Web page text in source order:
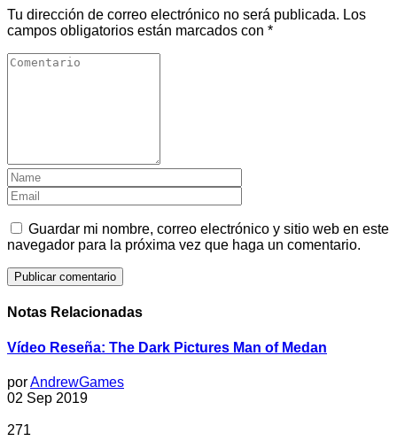
Tu dirección de correo electrónico no será publicada. Los
campos obligatorios están marcados con *
Guardar mi nombre, correo electrónico y sitio web en este
navegador para la próxima vez que haga un comentario.
Notas Relacionadas
Vídeo Reseña: The Dark Pictures Man of Medan
porAndrewGames
02 Sep 2019
271